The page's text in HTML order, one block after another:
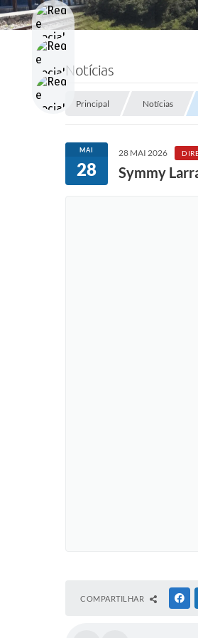
Notícias
Principal Notícias
MAI
28
28 MAI 2026
Symmy
COMPARTILHAR